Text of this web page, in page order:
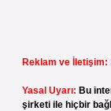
Reklam ve İletişim:
Yasal Uyarı: Bu
şirketi ile hiçbir